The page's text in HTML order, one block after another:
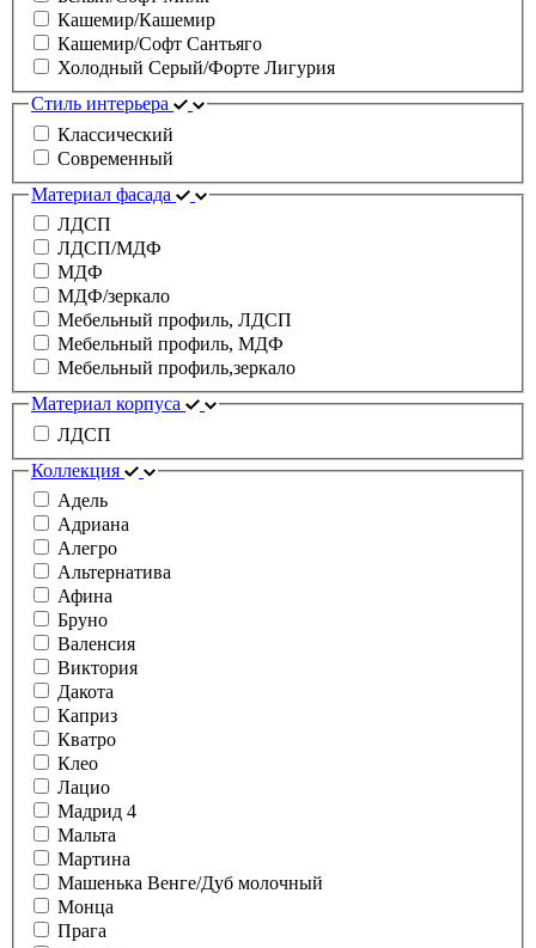
Кашемир/Кашемир
Кашемир/Софт Сантьяго
Холодный Серый/Форте Лигурия
Стиль интерьера
Классический
Современный
Материал фасада
ЛДСП
ЛДСП/МДФ
МДФ
МДФ/зеркало
Мебельный профиль, ЛДСП
Мебельный профиль, МДФ
Мебельный профиль,зеркало
Материал корпуса
ЛДСП
Коллекция
Адель
Адриана
Алегро
Альтернатива
Афина
Бруно
Валенсия
Виктория
Дакота
Каприз
Кватро
Клео
Лацио
Мадрид 4
Мальта
Мартина
Машенька Венге/Дуб молочный
Монца
Прага